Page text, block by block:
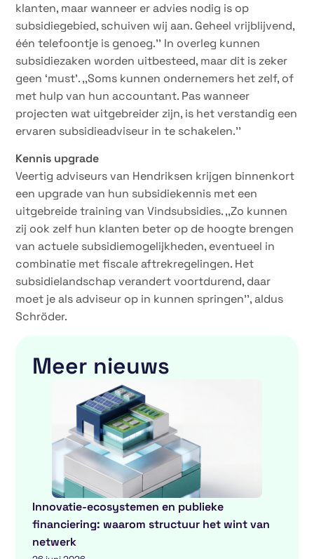
klanten, maar wanneer er advies nodig is op
subsidiegebied, schuiven wij aan. Geheel vrijblijvend,
één telefoontje is genoeg.’’ In overleg kunnen
subsidiezaken worden uitbesteed, maar dit is zeker
geen ‘must’. ,,Soms kunnen ondernemers het zelf, of
met hulp van hun accountant. Pas wanneer
projecten wat uitgebreider zijn, is het verstandig een
ervaren subsidieadviseur in te schakelen.’’
Kennis upgrade
Veertig adviseurs van Hendriksen krijgen binnenkort
een upgrade van hun subsidiekennis met een
uitgebreide training van Vindsubsidies. ,,Zo kunnen
zij ook zelf hun klanten beter op de hoogte brengen
van actuele subsidiemogelijkheden, eventueel in
combinatie met fiscale aftrekregelingen. Het
subsidielandschap verandert voortdurend, daar
moet je als adviseur op in kunnen springen’’, aldus
Schröder.
Meer nieuws
Innovatie-ecosystemen en publieke
financiering: waarom structuur het wint van
netwerk